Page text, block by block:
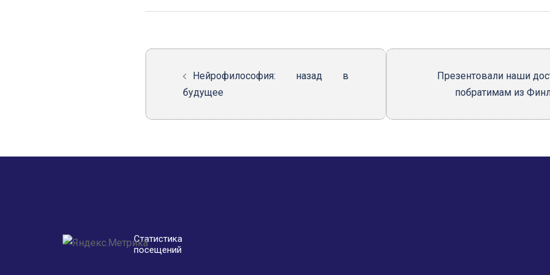
Навигация
записи
Нейрофилософия: назад в
будущее
Презентовали наши
побратимам из
Статистика
посещений